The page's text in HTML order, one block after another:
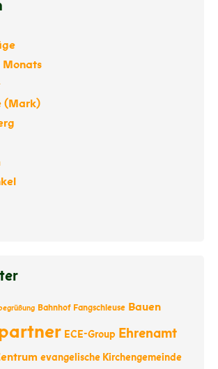
Monats
(Mark)
Bahnhof Fangschleuse Bauen
ECE-Group Ehrenamt
evangelische Kirchengemeinde